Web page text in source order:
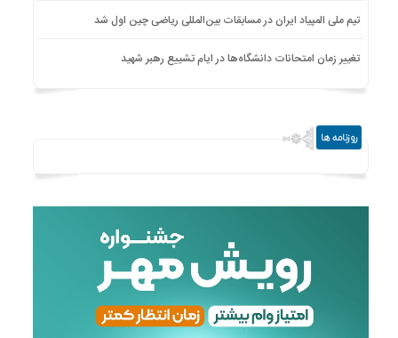
تیم ملی المپیاد ایران در مسابقات بین‌المللی ریاضی چین اول شد
تغییر زمان امتحانات دانشگاه‌ها در ایام تشییع رهبر شهید
روزنامه ها